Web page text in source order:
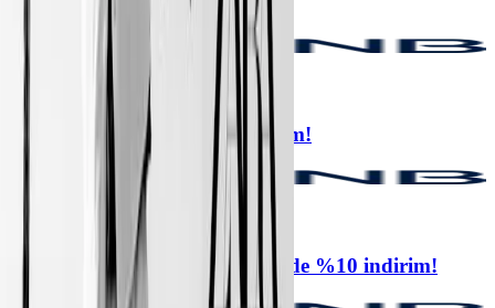
Türk Hava Yolları
%10 kazanç
DasDas girişlerinde %10 indirim!
Mobilet'te DasDas etkinliklerinde %10 indirim!